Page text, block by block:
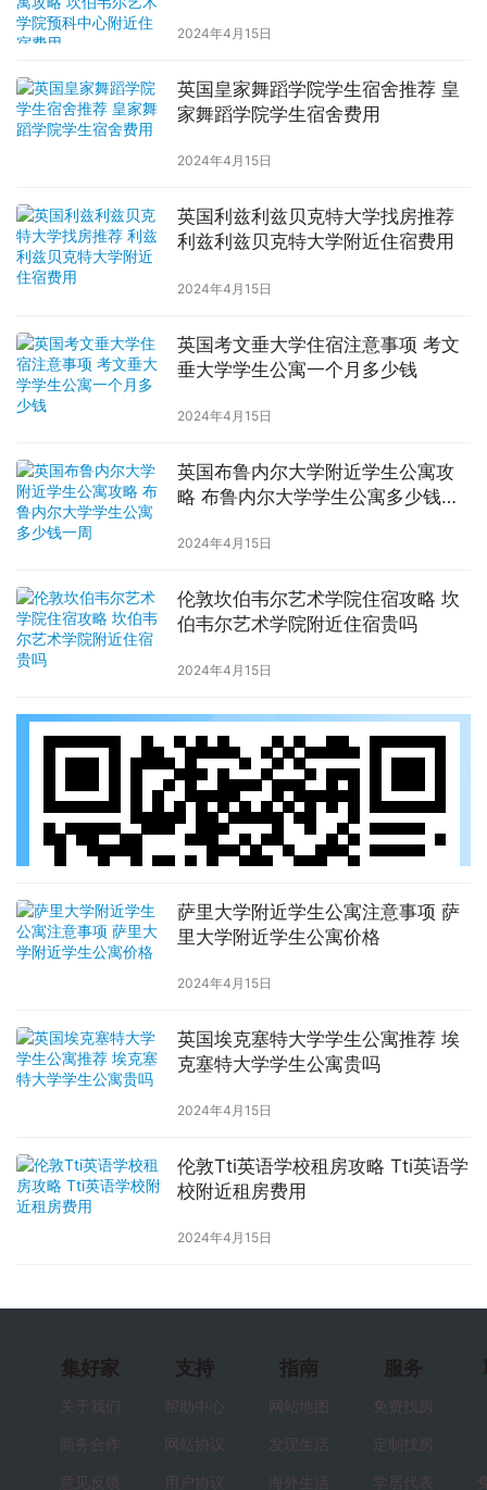
2024年4月15日
英国皇家舞蹈学院学生宿舍推荐 皇
家舞蹈学院学生宿舍费用
2024年4月15日
英国利兹利兹贝克特大学找房推荐
利兹利兹贝克特大学附近住宿费用
2024年4月15日
英国考文垂大学住宿注意事项 考文
垂大学学生公寓一个月多少钱
2024年4月15日
英国布鲁内尔大学附近学生公寓攻
略 布鲁内尔大学学生公寓多少钱一
2024年4月15日
伦敦坎伯韦尔艺术学院住宿攻略 坎
伯韦尔艺术学院附近住宿贵吗
2024年4月15日
萨里大学附近学生公寓注意事项 萨
里大学附近学生公寓价格
2024年4月15日
英国埃克塞特大学学生公寓推荐 埃
克塞特大学学生公寓贵吗
2024年4月15日
伦敦Tti英语学校租房攻略 Tti英语学
校附近租房费用
2024年4月15日
集好家
关于我们
商务合作
意见反馈
支持
帮助中心
网站协议
用户协议
指南
网站地图
发现生活
海外生活
服务
免费找房
定制找房
学居代表